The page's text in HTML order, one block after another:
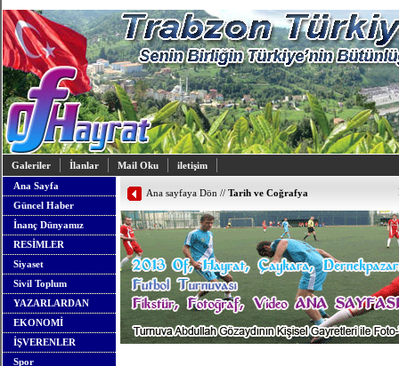
Galeriler İlanlar Mail Oku
iletişim
Ana Sayfa
Güncel Haber
İnanç Dünyamız
RESİMLER
Siyaset
Sivil Toplum
YAZARLARDAN
EKONOMİ
İŞVERENLER
Spor
Ana sayfaya Dön // Tarih ve Coğrafya